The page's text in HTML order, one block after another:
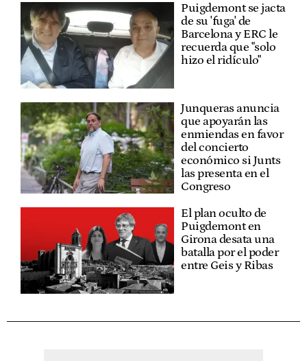
Puigdemont se jacta
de su 'fuga' de
Barcelona y ERC le
recuerda que "solo
hizo el ridículo"
Junqueras anuncia
que apoyarán las
enmiendas en favor
del concierto
económico si Junts
las presenta en el
Congreso
El plan oculto de
Puigdemont en
Girona desata una
batalla por el poder
entre Geis y Ribas